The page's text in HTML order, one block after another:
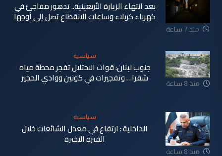
منذ 7 ساعة
بعد انتهاء الزيارة الأربعينية.. تدهور مفاجئ في
كهرباء كربلاء وساعات الانقطاع تصل إلى أوجها
منذ 8 ساعة
سياسية
جنوب لبنان: قوات الاحتلال تفجر محطة مياه
شقرا… وتفجيرات في كونين ووادي الحجير
منذ 8 ساعة
سياسية
الداخلية : ارتفاع في معدل الشائعات خلال
الفترة الاخيرة